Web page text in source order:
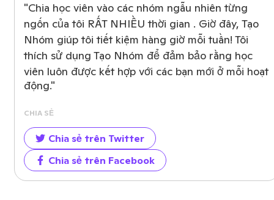
"Chia học viên vào các nhóm ngẫu nhiên từng
ngốn của tôi RẤT NHIỀU thời gian . Giờ đây, Tạo
Nhóm giúp tôi tiết kiệm hàng giờ mỗi tuần! Tôi
thích sử dụng Tạo Nhóm để đảm bảo rằng học
viên luôn được kết hợp với các bạn mới ở mỗi hoạt
động."
CHIA SẺ
Chia sẻ trên Twitter
Chia sẻ trên Facebook